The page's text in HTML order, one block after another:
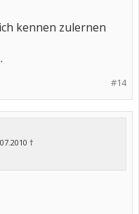
kennen zulernen
#14
†